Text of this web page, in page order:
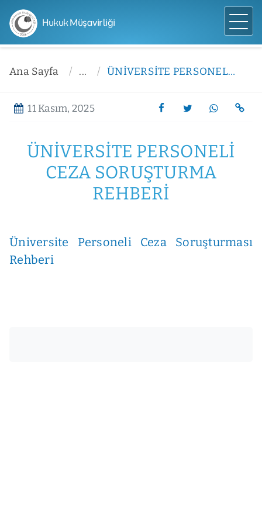
Hukuk Müşavirliği
Ana Sayfa ... ÜNİVERSİTE PERSONELİ CEZA SORUŞTURMA REHBERİ
11 Kasım, 2025
ÜNİVERSİTE PERSONELİ
CEZA SORUŞTURMA
REHBERİ
Üniversite Personeli Ceza Soruşturması
Rehberi